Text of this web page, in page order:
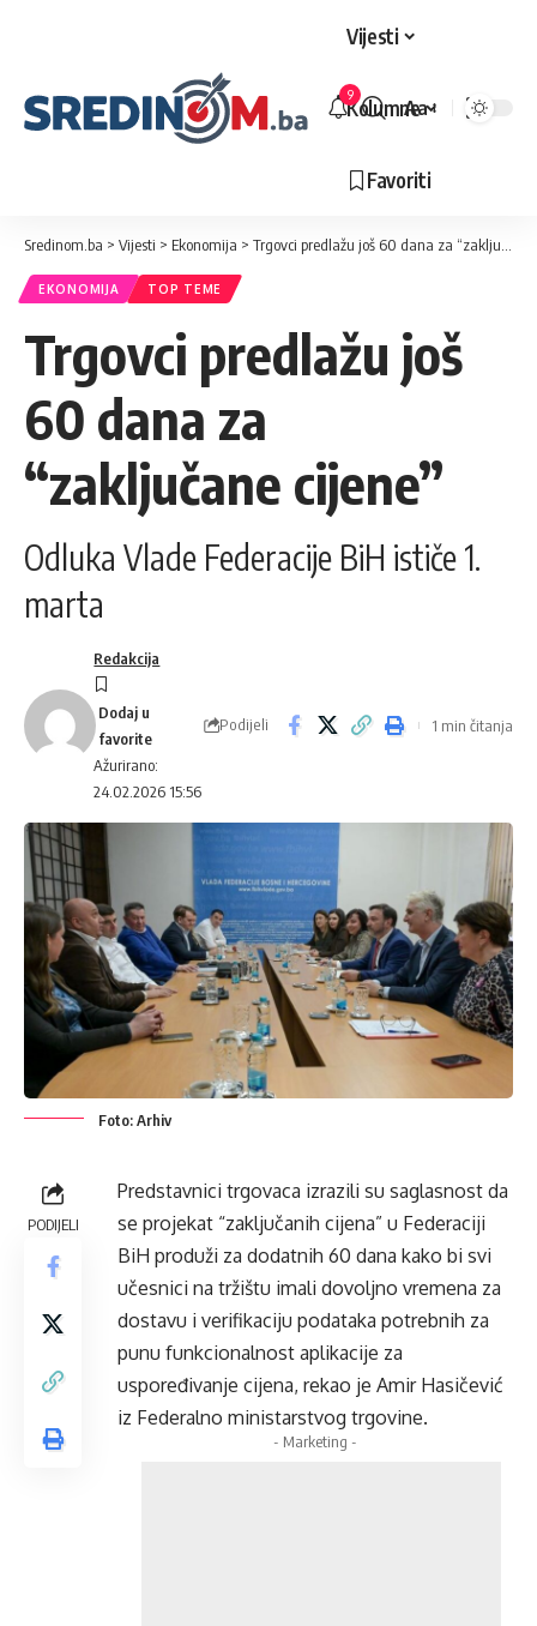
Vijesti
Kolumne
Favoriti
9
Veličina
Aa
Sredinom.ba > Vijesti > Ekonomija > Trgovci predlažu još 60 dana za “zaključane cijene”
EKONOMIJA TOP TEME
Trgovci predlažu još
60 dana za
“zaključane cijene”
Odluka Vlade Federacije BiH ističe 1.
marta
Ažurirano:
24.02.2026 15:56
Redakcija
Podijeli 1 min čitanja
Foto: Arhiv
PODIJELI
Predstavnici trgovaca izrazili su saglasnost da
se projekat “zaključanih cijena” u Federaciji
BiH produži za dodatnih 60 dana kako bi svi
učesnici na tržištu imali dovoljno vremena za
dostavu i verifikaciju podataka potrebnih za
punu funkcionalnost aplikacije za
uspoređivanje cijena, rekao je Amir Hasičević
iz Federalno ministarstvog trgovine.
- Marketing -